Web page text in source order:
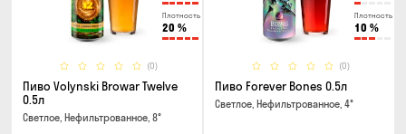
Плотность
20 %
(0)
Пиво Volynski Browar Twelve
0.5л
Светлое, Нефильтрованное, 8°
Плотность
10 %
(0)
Пиво Forever Bones 0.5л
Светлое, Нефильтрованное, 4°